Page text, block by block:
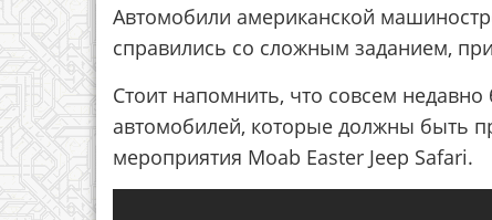
Автомобили американской
справились со сложным заданием,
Стоит напомнить, что совсем
автомобилей, которые должны быть
мероприятия Moab Easter Jeep Safari.